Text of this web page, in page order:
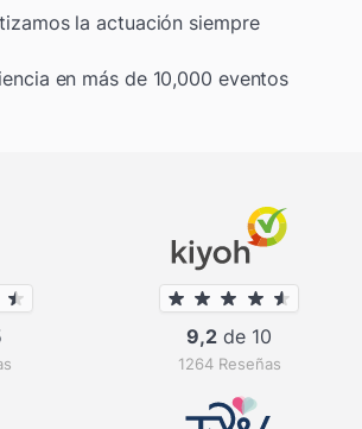
la actuación siempre
en más de 10,000 eventos
9,2 de 10
1264 Reseñas